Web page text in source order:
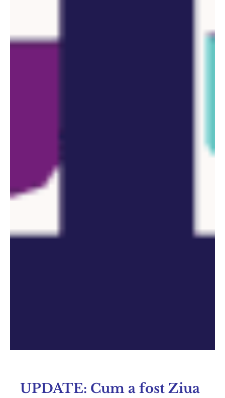
UPDATE: Cum a fost Ziua